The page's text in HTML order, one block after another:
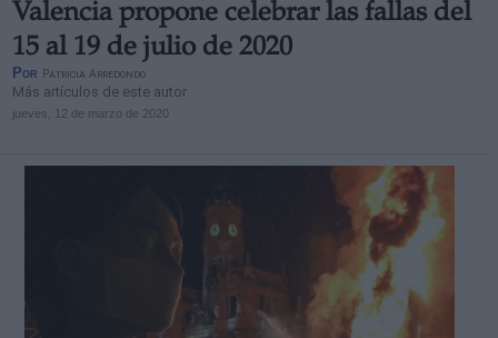
Valencia propone celebrar las fallas del
15 al 19 de julio de 2020
Por Patricia Arredondo
Más artículos de este autor
jueves, 12 de marzo de 2020